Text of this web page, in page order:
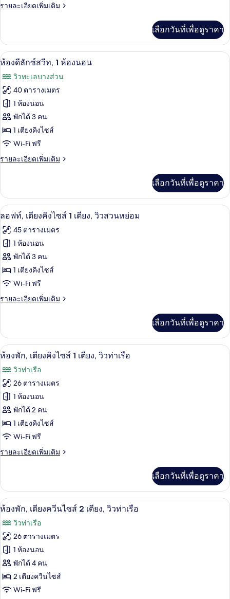
เตียง
ไซส์
เตียง,
วิว
สวน
หย่อม
รายละเอียดเพิ่มเติม
ราย
เกี่ยว
กับ
ห้อง
เตียง
คิง
ไซส์
เตียง,
วิว
สวน
หย่อม
เลือกวันที่เพื่อดูราคา
เปิด
ภาพถ่าย
ทั้งหมด
ของ
ห้อง
ดี
ลัก
ซ์
1
ห้อง
นอน
ห้องดีลักซ์สวีท, 1 ห้องนอน | ห้องนั่งเล่น
6
ห้องดีลักซ์สวีท, 1 ห้องนอน
วิวทะเลบางส่วน
40 ตารางเมตร
1 ห้องนอน
พักได้ 3 คน
1 เตียงคิงไซส์
Wi-Fi ฟรี
รายละเอียดเพิ่มเติม
ราย
เกี่ยว
กับ
ห้อง
ลัก
ซ์
ท,
ห้อง
นอน
เลือกวันที่เพื่อดูราคา
เปิด
ภาพถ่าย
ทั้งหมด
ของ
ลอฟท์,
เตียง
คิง
1
เตียง,
วิว
สวน
หย่อม
เครื่องนอนป้องกันสารก่อภูมิแพ้, มินิบา
5
ลอฟท์, เตียงคิงไซส์ 1 เตียง, วิวสวนหย่อม
45 ตารางเมตร
1 ห้องนอน
พักได้ 3 คน
1 เตียงคิงไซส์
Wi-Fi ฟรี
รายละเอียดเพิ่มเติม
ราย
เกี่ยว
กับ
ลอฟท์,
คิง
ไซส์
เตียง,
วิว
สวน
หย่อม
เลือกวันที่เพื่อดูราคา
เปิด
ภาพถ่าย
ทั้งหมด
ของ
ห้อง
พัก,
เตียง
คิง
1
เตียง,
วิว
ท่าเรือ
ห้องพัก, เตียงคิงไซส์ 1 เตียง, วิวท่าเ
5
ห้องพัก, เตียงคิงไซส์ 1 เตียง, วิวท่าเรือ
วิวท่าเรือ
26 ตารางเมตร
1 ห้องนอน
พักได้ 2 คน
1 เตียงคิงไซส์
Wi-Fi ฟรี
รายละเอียดเพิ่มเติม
ราย
เกี่ยว
กับ
ห้อง
เตียง
คิง
ไซส์
เตียง,
วิว
ท่าเรือ
เลือกวันที่เพื่อดูราคา
เปิด
ภาพถ่าย
ทั้งหมด
ของ
ห้อง
พัก,
เตียง
เครื่องนอนป้องกันสารก่อภูมิแพ้, มินิบา
5
ห้องพัก, เตียงควีนไซส์ 2 เตียง, วิวท่าเรือ
วิวท่าเรือ
26 ตารางเมตร
1 ห้องนอน
พักได้ 4 คน
2 เตียงควีนไซส์
Wi-Fi ฟรี